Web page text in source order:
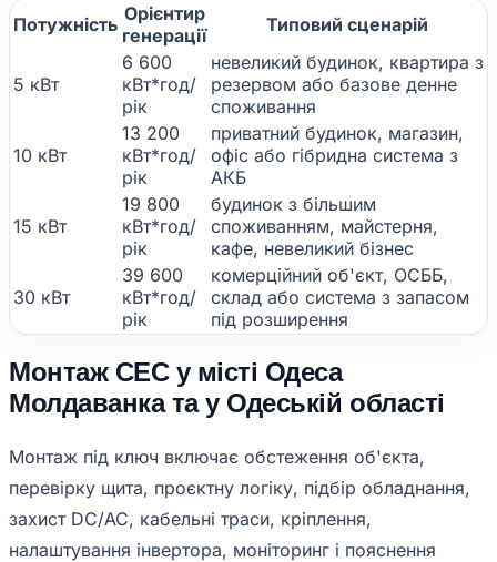
Потужність Орієнтир
генерації
Типовий сценарій
5 кВт
6 600
кВт*год/
рік
невеликий будинок, квартира з
резервом або базове денне
споживання
10 кВт
13 200
кВт*год/
рік
приватний будинок, магазин,
офіс або гібридна система з
АКБ
15 кВт
19 800
кВт*год/
рік
будинок з більшим
споживанням, майстерня,
кафе, невеликий бізнес
30 кВт
39 600
кВт*год/
рік
комерційний об'єкт, ОСББ,
склад або система з запасом
під розширення
Монтаж СЕС у місті Одеса
Молдаванка та у Одеській області
Монтаж під ключ включає обстеження об'єкта,
перевірку щита, проєктну логіку, підбір обладнання,
захист DC/AC, кабельні траси, кріплення,
налаштування інвертора, моніторинг і пояснення